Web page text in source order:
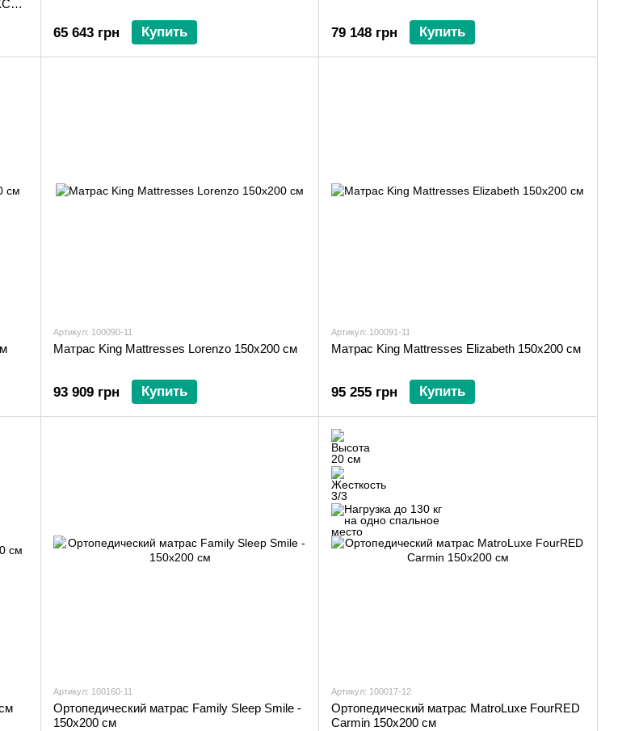
65 643 грн Купить 79 148 грн Купить
Артикул: 100090-11
Матрас King Mattresses Lorenzo 150x200 см
93 909 грн Купить
Артикул: 100091-11
Матрас King Mattresses Elizabeth 150x200 см
95 255 грн Купить
Артикул: 100160-11
Ортопедический матрас Family Sleep Smile -
150х200 см
Артикул: 100017-12
Ортопедический матрас MatroLuxe FourRED
Carmin 150х200 см